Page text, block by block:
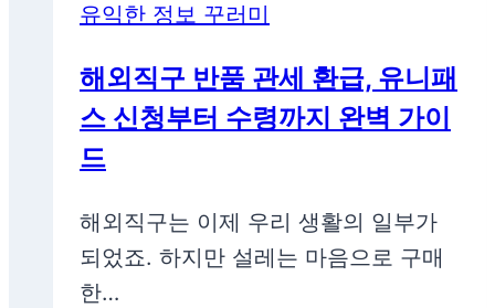
유익한 정보 꾸러미
해외직구 반품 관세 환급, 유니패
스 신청부터 수령까지 완벽 가이
드
해외직구는 이제 우리 생활의 일부가
되었죠. 하지만 설레는 마음으로 구매
한…